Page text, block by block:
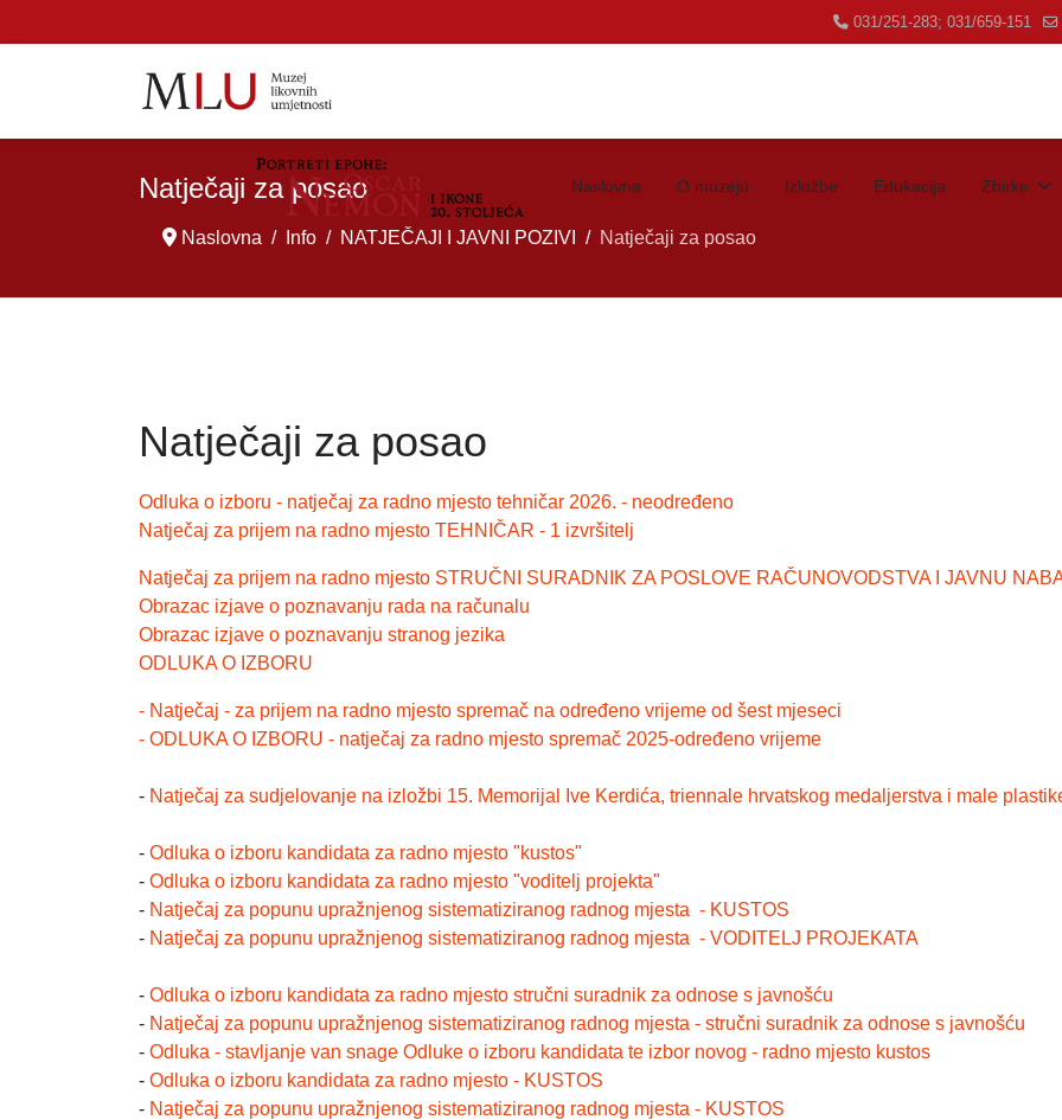
031/251-283; 031/659-151
Naslovna O muzeju Izložbe Edukacija Zbirke
Natječaji za posao
Naslovna Info NATJEČAJI I JAVNI POZIVI Natječaji za posao
Natječaji za posao
Odluka o izboru - natječaj za radno mjesto tehničar 2026. - neodređeno
Natječaj za prijem na radno mjesto TEHNIČAR - 1 izvršitelj
Natječaj za prijem na radno mjesto STRUČNI SURADNIK ZA POSLOVE RAČUNOVODSTVA I JAVNU
Obrazac izjave o poznavanju rada na računalu
Obrazac izjave o poznavanju stranog jezika
ODLUKA O IZBORU
- Natječaj - za prijem na radno mjesto spremač na određeno vrijeme od šest mjeseci
- ODLUKA O IZBORU - natječaj za radno mjesto spremač 2025-određeno vrijeme
- Natječaj za sudjelovanje na izložbi 15. Memorijal Ive Kerdića, triennale hrvatskog medaljerstva i male
- Odluka o izboru kandidata za radno mjesto "kustos"
- Odluka o izboru kandidata za radno mjesto "voditelj projekta"
- Natječaj za popunu upražnjenog sistematiziranog radnog mjesta - KUSTOS
- Natječaj za popunu upražnjenog sistematiziranog radnog mjesta - VODITELJ PROJEKATA
- Odluka o izboru kandidata za radno mjesto stručni suradnik za odnose s javnošću
- Natječaj za popunu upražnjenog sistematiziranog radnog mjesta - stručni suradnik za odnose s javnošću
- Odluka - stavljanje van snage Odluke o izboru kandidata te izbor novog - radno mjesto kustos
- Odluka o izboru kandidata za radno mjesto - KUSTOS
- Natječaj za popunu upražnjenog sistematiziranog radnog mjesta - KUSTOS